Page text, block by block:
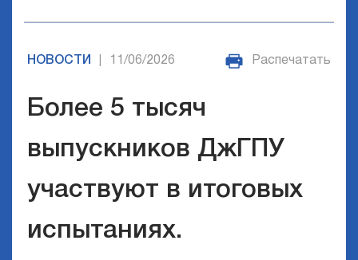
НОВОСТИ 11/06/2026 Распечатать
Более 5 тысяч
выпускников ДжГПУ
участвуют в итоговых
испытаниях.